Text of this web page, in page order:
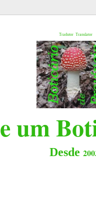
Tradutor Translator
um
Desde